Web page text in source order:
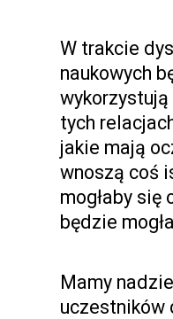
W trakcie
naukowych
tych
jakie mają
wnoszą coś
mogłaby
będzie
Mamy
uczestników